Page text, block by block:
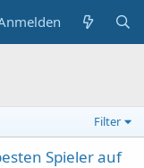
Filter
Spieler auf